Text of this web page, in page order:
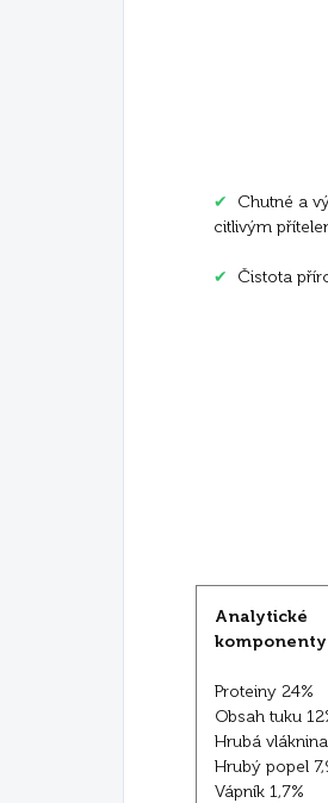
✔
Chutné a
citlivým
✔ Čistota
Analytické
komponenty
Proteiny 24%
Obsah tuku
Hrubá
Hrubý popel
Vápník 1,7%